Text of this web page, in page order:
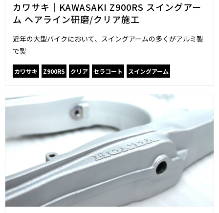
カワサキ｜KAWASAKI Z900RS スイングアー
ム ヘアライン研磨/クリア施工
近年の大型バイクにおいて、スイングアームの多くがアルミ製
で製
カワサキ Z900RS クリア セラコート スイングアーム